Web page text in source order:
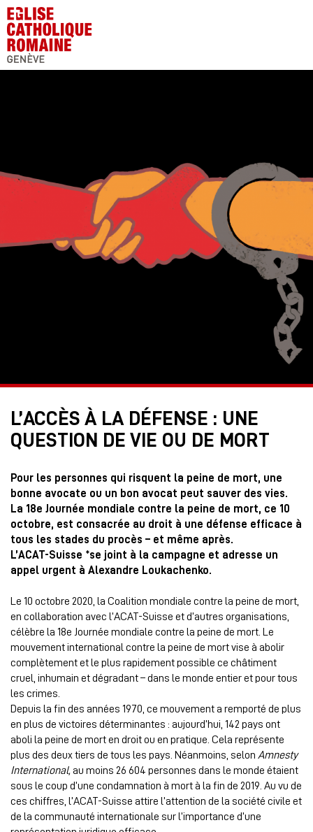
L’ACCÈS À LA DÉFENSE : UNE
QUESTION DE VIE OU DE MORT
Pour les personnes qui risquent la peine de mort, une
bonne avocate ou un bon avocat peut sauver des vies.
La 18e Journée mondiale contre la peine de mort, ce 10
octobre, est consacrée au droit à une défense efficace à
tous les stades du procès – et même après.
L’ACAT-Suisse *se joint à la campagne et adresse un
appel urgent à Alexandre Loukachenko.
Le 10 octobre 2020, la Coalition mondiale contre la peine de mort,
en collaboration avec l’ACAT-Suisse et d’autres organisations,
célèbre la 18e Journée mondiale contre la peine de mort. Le
mouvement international contre la peine de mort vise à abolir
complètement et le plus rapidement possible ce châtiment
cruel, inhumain et dégradant – dans le monde entier et pour tous
les crimes.
Depuis la fin des années 1970, ce mouvement a remporté de plus
en plus de victoires déterminantes : aujourd’hui, 142 pays ont
aboli la peine de mort en droit ou en pratique. Cela représente
plus des deux tiers de tous les pays. Néanmoins, selon Amnesty
International,au moins 26 604 personnes dans le monde étaient
sous le coup d’une condamnation à mort à la fin de 2019. Au vu de
ces chiffres, l’ACAT-Suisse attire l’attention de la société civile et
de la communauté internationale sur l’importance d’une